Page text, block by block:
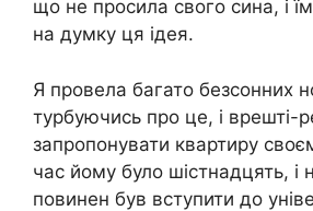
що не просила свого сина, і
на думку ця ідея.
Я провела багато безсонних
турбуючись про це, і врешті-
запропонувати квартиру
час йому було шістнадцять, і
повинен був вступити до